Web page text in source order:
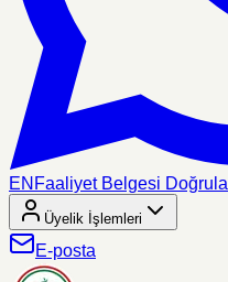
EN Faaliyet Belgesi Doğrula
Üyelik İşlemleri
E-posta